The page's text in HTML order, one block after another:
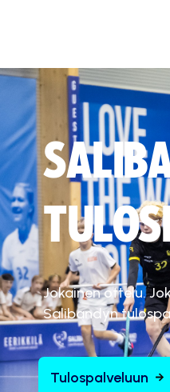
Jokainen ottelu.
Salibandyn
Tulospalveluun